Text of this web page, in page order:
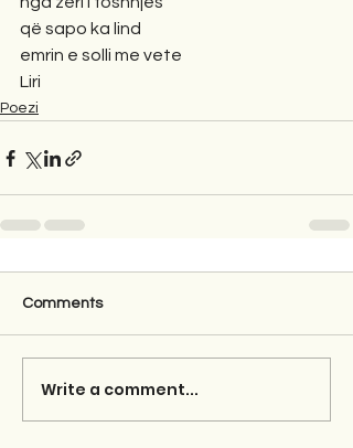
që sapo ka lind
emrin e solli me vete
Liri
Poezi
Comments
Write a comment...